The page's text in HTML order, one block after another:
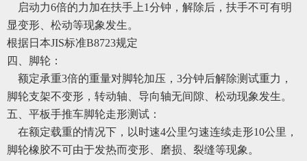
启动力6倍的力加在扶手上1分钟，解除后，扶手不可有明
显变形、松动等现象发生。
根据日本JIS标准B8723规定
四
脚轮 ：
额定承重3倍的重量对脚轮加压，3分钟后解除测试重力，
脚轮支架不变形，转动轴、导向轴无间隙、松动现象发生。
五
平板手推车脚轮走形测试 ：
在额定载重的情况下，以时速4公里匀速连续走形10公里，
脚轮橡胶不可由于发热而变形、磨损、裂缝等现象。